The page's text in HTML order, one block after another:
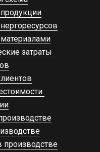
затраты
производстве